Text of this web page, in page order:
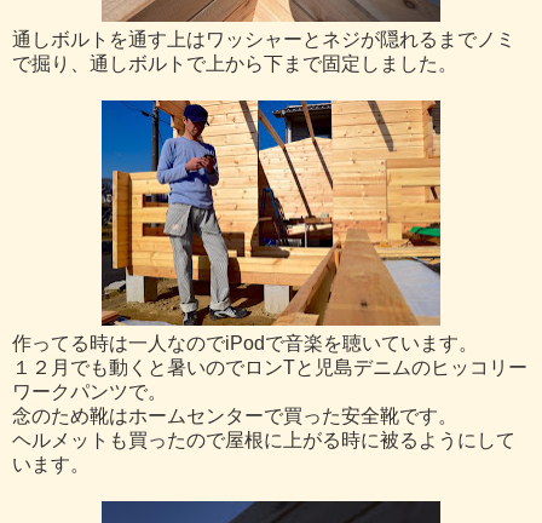
通しボルトを通す上はワッシャーとネジが隠れるまでノミ
で掘り、通しボルトで上から下まで固定しました。
作ってる時は一人なのでiPodで音楽を聴いています。
１２月でも動くと暑いのでロンTと児島デニムのヒッコリー
ワークパンツで。
念のため靴はホームセンターで買った安全靴です。
ヘルメットも買ったので屋根に上がる時に被るようにして
います。